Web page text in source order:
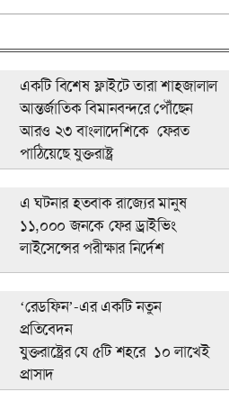
একটি বিশেষ ফ্লাইটে তারা শাহজালাল
আন্তর্জাতিক বিমানবন্দরে পৌঁছেন
আরও ২৩ বাংলাদেশিকে ফেরত
পাঠিয়েছে যুক্তরাষ্ট্র
এ ঘটনার হতবাক রাজ্যের মানুষ
১১,০০০ জনকে ফের ড্রাইভিং
লাইসেন্সের পরীক্ষার নির্দেশ
‘রেডফিন’-এর একটি নতুন
প্রতিবেদন
যুুক্তরাষ্ট্রের যে ৫টি শহরে ১০ লাখেই
প্রাসাদ